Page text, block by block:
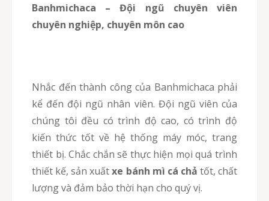
Banhmichaca – Đội ngũ chuyên viên
chuyên nghiệp, chuyên môn cao
Nhắc đến thành công của Banhmichaca phải
kể đến đội ngũ nhân viên. Đội ngũ viên của
chúng tôi đều có trình độ cao, có trình độ
kiến thức tốt về hệ thống máy móc, trang
thiết bị. Chắc chắn sẽ thực hiện mọi quá trình
thiết kế, sản xuấtxe bánh mì cá chả tốt, chất
lượng và đảm bảo thời hạn cho quý vị.